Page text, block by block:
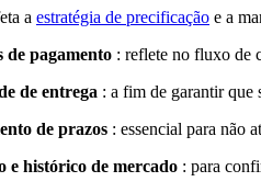
a estratégia de precificação e a
de pagamento : reflete no fluxo de
de entrega : a fim de garantir que
de prazos : essencial para não
e histórico de mercado : para